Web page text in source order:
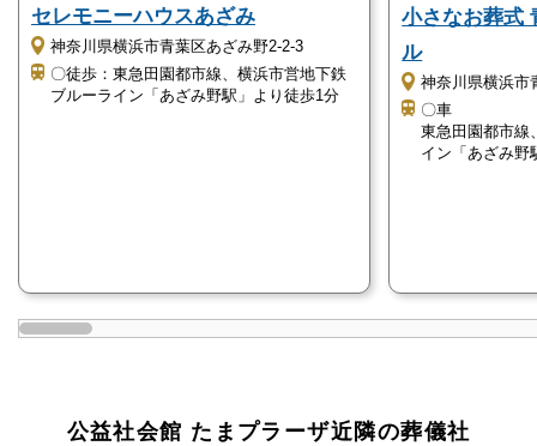
また、公益社会館 たまプラーザは24時間365日いつで
も相談が可能です。
急な相談にも対応しています。
民営斎場です
営する民営斎場です。
セレモニーハウスあざみ
神奈川県横浜市青葉区あざみ野2-2-3
〇徒歩：東急田園都市線、横浜市営地下鉄
ブルーライン「あざみ野駅」より徒歩1分
小さなお葬式
ル
神奈川県横浜市
〇車
東急田園都市線
イン「あざみ野
公益社会館 たまプラーザ近隣の葬儀社